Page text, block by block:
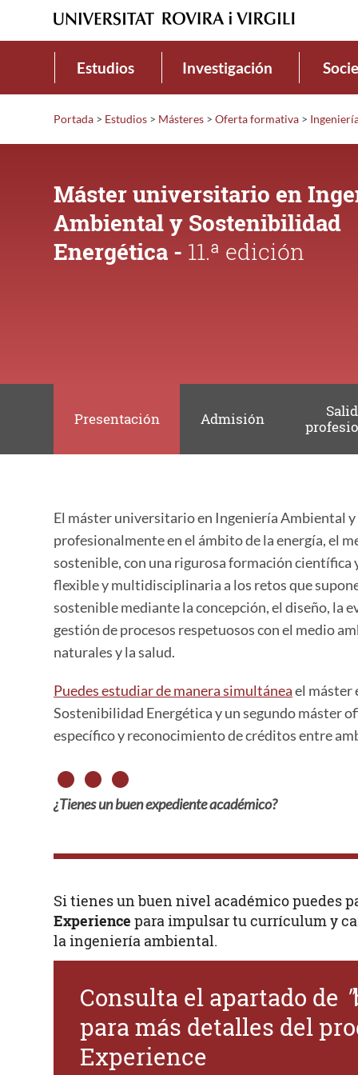
Estudios Investigación
Portada > Estudios > Másteres > Oferta formativa >
Máster universitario en
Ambiental y Sostenibilidad
Energética - 11.ª edición
Presentación Admisión
El máster universitario en Ingeniería Ambiental
profesionalmente en el ámbito de la energía, el
sostenible, con una rigurosa formación científica
flexible y multidisciplinaria a los retos que
sostenible mediante la concepción, el diseño, la
gestión de procesos respetuosos con el medio
naturales y la salud.
Puedes estudiar de manera simultáneael máster
Sostenibilidad Energéticay un segundo máster
específico y reconocimiento de créditos entre
¿Tienes un buen expediente académico?
Si tienes un buen nivel académico puedes
Experience para impulsar tu currículum y
la ingeniería ambiental.
Consulta el apartado de "
para más detalles del
Experience